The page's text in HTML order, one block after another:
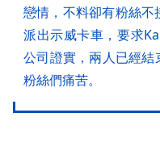
戀情，不料卻有粉絲
派出示威卡車，要求
公司證實，兩人已經
粉絲們痛苦。